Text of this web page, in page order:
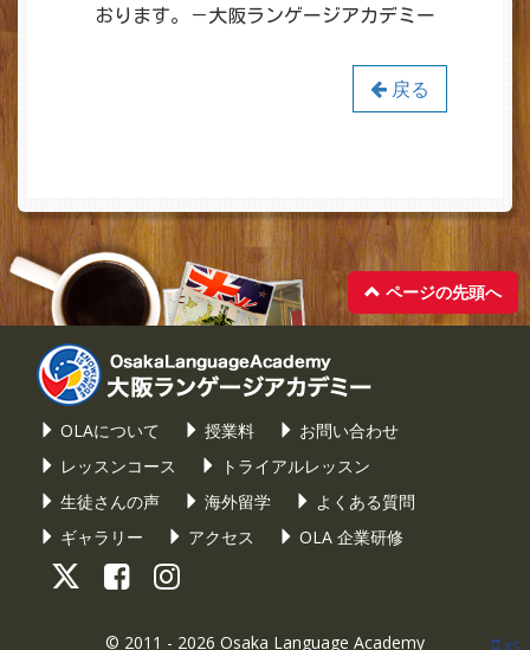
おります。－大阪ランゲージアカデミー
戻る
ページの先頭へ
OLAについて 授業料
お問い合わせ
レッスンコース
トライアルレッスン
生徒さんの声
海外留学
よくある質問
ギャラリー
アクセス OLA 企業研修
xs
© 2011 - 2026 Osaka Language Academy